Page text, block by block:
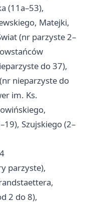
(11a–53),
Matejki,
(nr parzyste 2–
do 37),
nieparzyste do
im. Ks.
Szujskiego (2–
parzyste),
2 do 8),